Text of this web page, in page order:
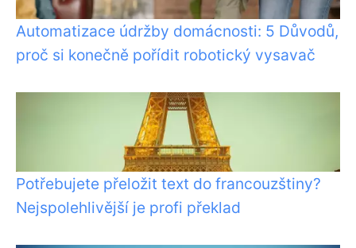
Automatizace údržby domácnosti: 5 Důvodů,
proč si konečně pořídit robotický vysavač
Potřebujete přeložit text do francouzštiny?
Nejspolehlivější je profi překlad